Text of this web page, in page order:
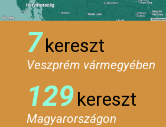
7kereszt
Veszprém vármegyében
129kereszt
Magyarországon